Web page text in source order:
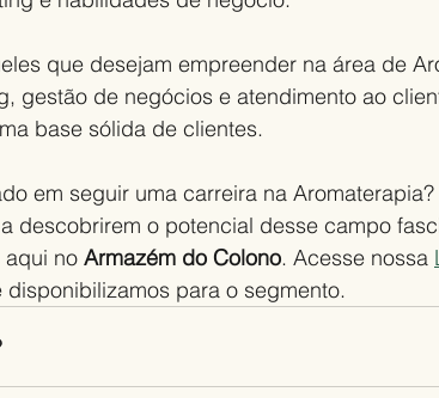
que desejam empreender na área de
gestão de negócios e atendimento ao
base sólida de clientes.
em seguir uma carreira na
descobrirem o potencial desse campo
aqui no Armazém do Colono. Acesse nossa
disponibilizamos para o segmento.